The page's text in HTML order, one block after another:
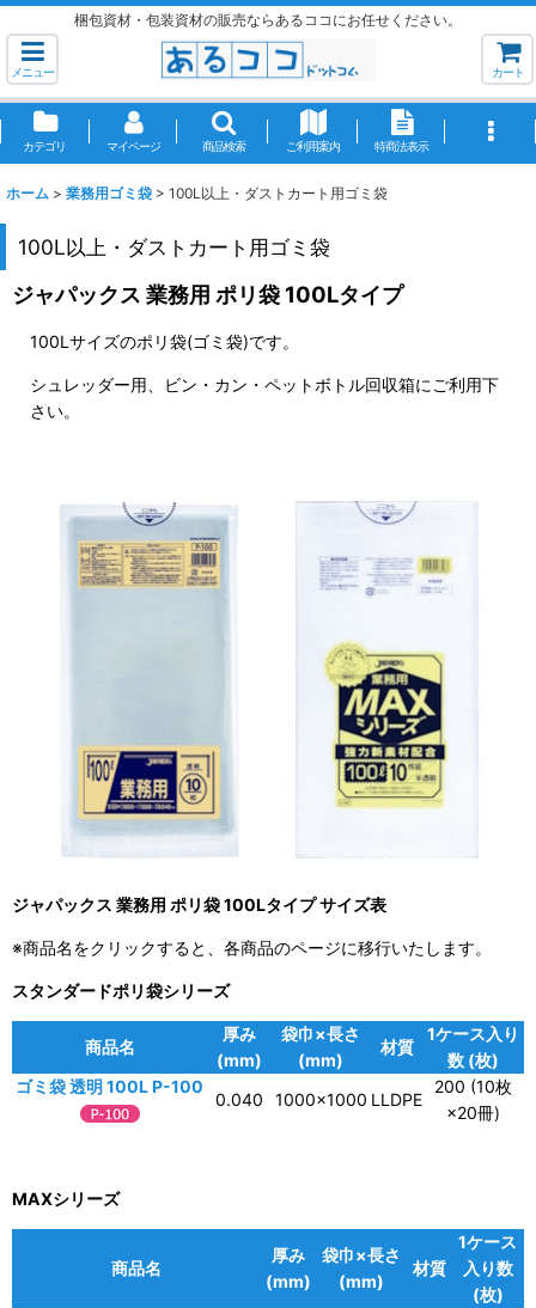
梱包資材・包装資材の販売ならあるココにお任せください。
メニュー カート
カテゴリ マイページ 商品検索 ご利用案内 特商法表示
ホーム > 業務用ゴミ袋 > 100L以上・ダストカート用ゴミ袋
100L以上・ダストカート用ゴミ袋
ジャパックス 業務用 ポリ袋 100Lタイプ
100Lサイズのポリ袋(ゴミ袋)です。
シュレッダー用、ビン・カン・ペットボトル回収箱にご利用下
さい。
ジャパックス 業務用 ポリ袋 100Lタイプ サイズ表
※商品名をクリックすると、各商品のページに移行いたします。
スタンダードポリ袋シリーズ
商品名
厚み
(mm)
袋巾×長さ
(mm)
材質
1ケース入り
数 (枚)
ゴミ袋 透明 100L P-100
0.040 1000×1000 LLDPE
200 (10枚
×20冊)
MAXシリーズ
商品名
厚み
(mm)
袋巾×長さ
(mm)
材質
1ケース
入り数
(枚)